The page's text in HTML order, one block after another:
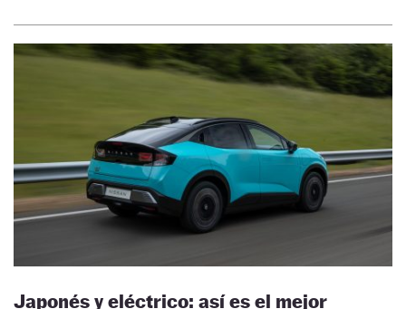
Japonés y eléctrico: así es el mejor